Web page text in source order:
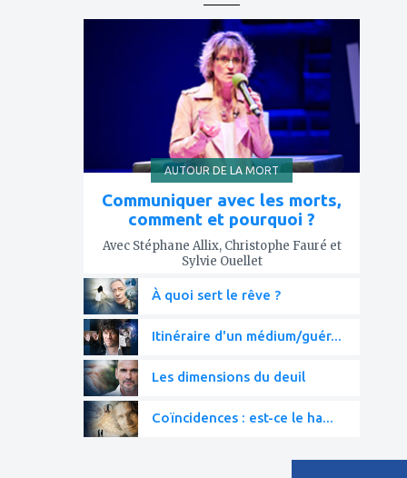
AUTOUR DE LA MORT
Communiquer avec les morts,
comment et pourquoi ?
Avec Stéphane Allix, Christophe Fauré et
Sylvie Ouellet
À quoi sert le rêve ?
Itinéraire d'un médium/guér...
Les dimensions du deuil
Coïncidences : est-ce le ha...